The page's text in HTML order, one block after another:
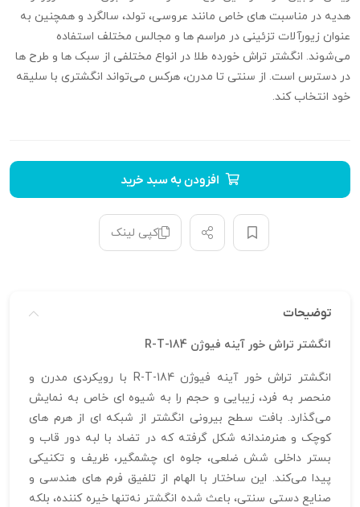
هدیه‌ در مناسبت‌ های خاص مانند عروسی، تولد، سالگرد و همچنین به
عنوان زیورآلات تزئینی در مراسم‌ ها و مجالس مختلف استفاده
می‌شوند. انگشتر تراش خورده طلا در انواع مختلفی از سبک‌ ها و طرح‌ ها
در دسترس است. از سنتی تا مدرن، هرکس می‌تواند انگشتری با سلیقه
خود انتخاب کند.
افزودن به سبد خرید
کپی لینک
توضیحات
انگشتر تراش خور آینه فیوژن R-T-184
انگشتر تراش خور آینه فیوژن R-T-184 با رویکردی مدرن و
منحصر‌ به‌ فرد، زیبایی و حجم را به شیوه‌ ای خاص به نمایش
می‌گذارد. بافت سطح بیرونی انگشتر از شبکه‌ ای از هرم‌ های
کوچک و هنرمندانه شکل گرفته که در تضاد با لبه دور قاب و
بستر داخلی شش‌ ضلعی، جلوه‌ ای چشمگیر، ظریف و تکنیکی
پیدا می‌کند. این ساختار با الهام از تلفیق فرم‌ های هندسی و
صنایع دستی سنتی، باعث شده انگشتر نه‌تنها خیره‌ کننده، بلکه